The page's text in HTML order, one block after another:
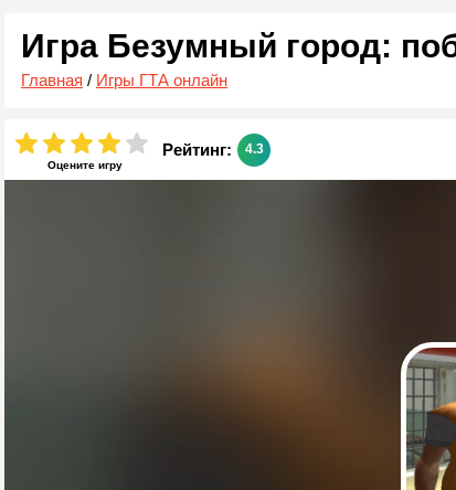
Игра Безумный город:
Главная / Игры ГТА онлайн
Оцените игру
Рейтинг: 4.3